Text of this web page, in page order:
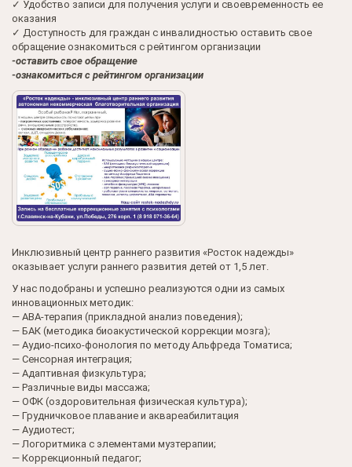
✓ Удобство записи для получения услуги и своевременность ее
оказания
✓ Доступность для граждан с инвалидностью оставить свое
обращение ознакомиться с рейтингом организации
-оставить свое обращение
-ознакомиться с рейтингом организации
Инклюзивный центр раннего развития «Росток надежды»
оказывает услуги раннего развития детей от 1,5 лет.
У нас подобраны и успешно реализуются одни из самых
инновационных методик:
— АВА-терапия (прикладной анализ поведения);
— БАК (методика биоакустической коррекции мозга);
— Аудио-психо-фонология по методу Альфреда Томатиса;
— Сенсорная интеграция;
— Адаптивная физкультура;
— Различные виды массажа;
— ОФК (оздоровительная физическая культура);
— Грудничковое плавание и аквареабилитация
— Аудиотест;
— Логоритмика с элементами музтерапии;
— Коррекционный педагог;